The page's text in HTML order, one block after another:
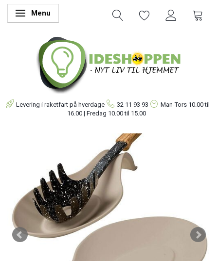
Skifte navigation
Menu
Levering i raketfart på hverdage 32 11 93 93 Man-Tors 10.00 til
16.00 | Fredag 10.00 til 15.00